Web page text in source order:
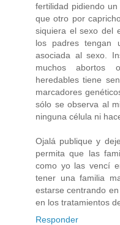
fertilidad pidiendo
que otro por
siquiera el sexo del
los padres tengan
asociada al sexo.
muchos abortos
heredables tiene
marcadores
sólo se observa al
ninguna célula ni
Ojalá publique y
permita que las
como yo las vencí
tener una familia
estarse centrando
en los tratamientos
Responder